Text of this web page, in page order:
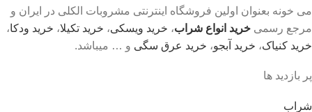
می خونه بعنوان اولین فروشگاه اینترنتی مشروبات الکلی در ایران و
مرجع رسمی خرید انواع شراب، خرید ویسکی، خرید تکیلا، خرید ودکا،
خرید کنیاک، خرید آبجو، خرید عرق سگی و … میباشد.
پر بازدید ها
شراب